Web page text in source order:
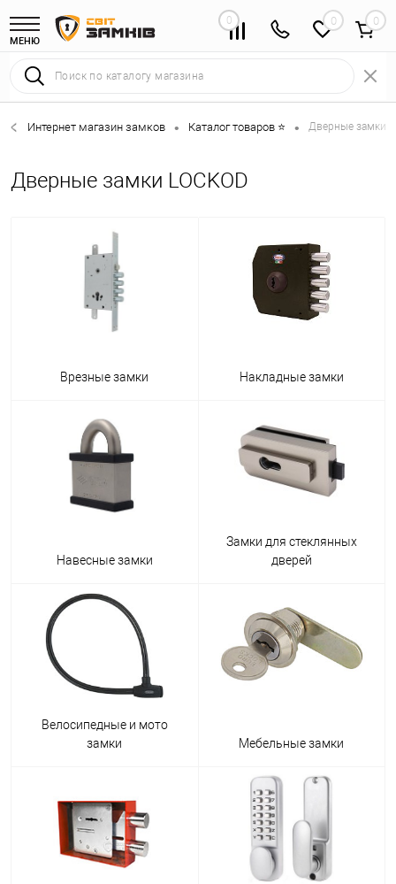
МЕНЮ
0 0
Интернет магазин замков • Каталог товаров ⭐ • Дверные замки
Дверные замки LOCKOD
Врезные замки Накладные замки
Навесные замки
Замки для стеклянных
дверей
Велосипедные и мото
замки
Мебельные замки